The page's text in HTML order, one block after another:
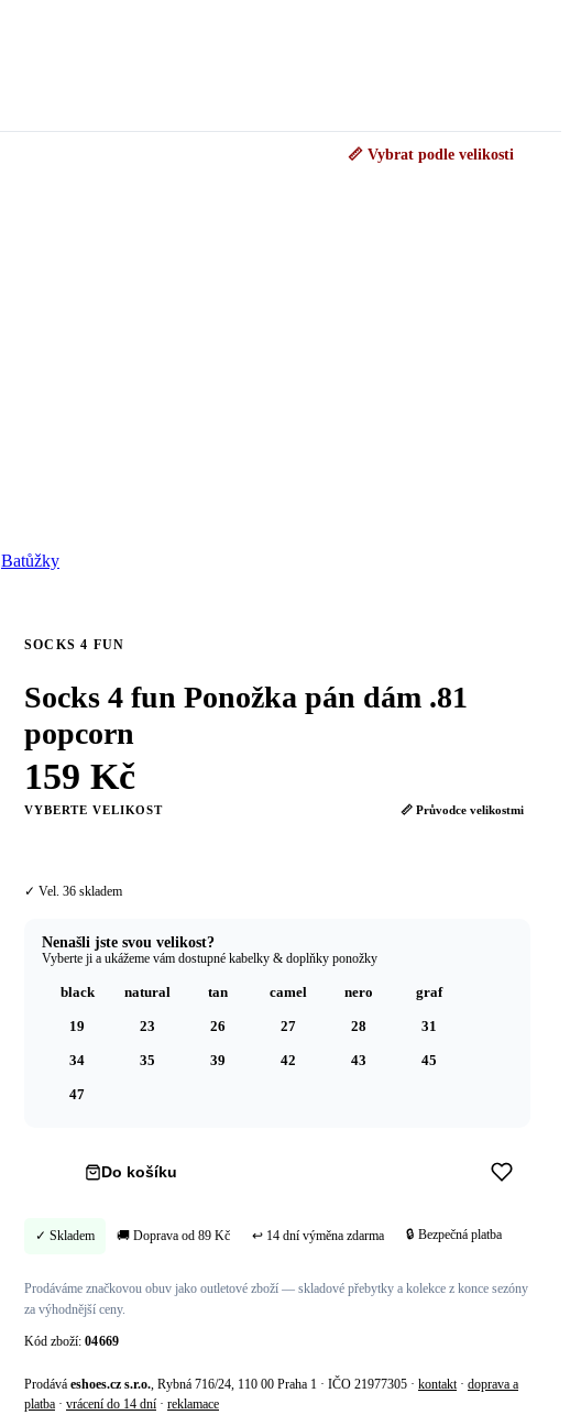
📏 Vybrat podle velikosti
Batůžky
SOCKS 4 FUN
Socks 4 fun Ponožka pán dám .81
popcorn
159 Kč
VYBERTE VELIKOST 📏 Průvodce velikostmi
✓ Vel. 36 skladem
Nenašli jste svou velikost?
Vyberte ji a ukážeme vám dostupné kabelky & doplňky ponožky
black natural tan camel nero graf
19 23 26 27 28 31
34 35 39 42 43 45
47
Do košíku
✓ Skladem 🚚 Doprava od 89 Kč ↩ 14 dní výměna zdarma 🔒 Bezpečná platba
Prodáváme značkovou obuv jako outletové zboží — skladové přebytky a kolekce z konce sezóny
za výhodnější ceny.
Kód zboží: 04669
Prodává eshoes.cz s.r.o. , Rybná 716/24, 110 00 Praha 1 · IČO 21977305 · kontakt · doprava a
platba · vrácení do 14 dní · reklamace